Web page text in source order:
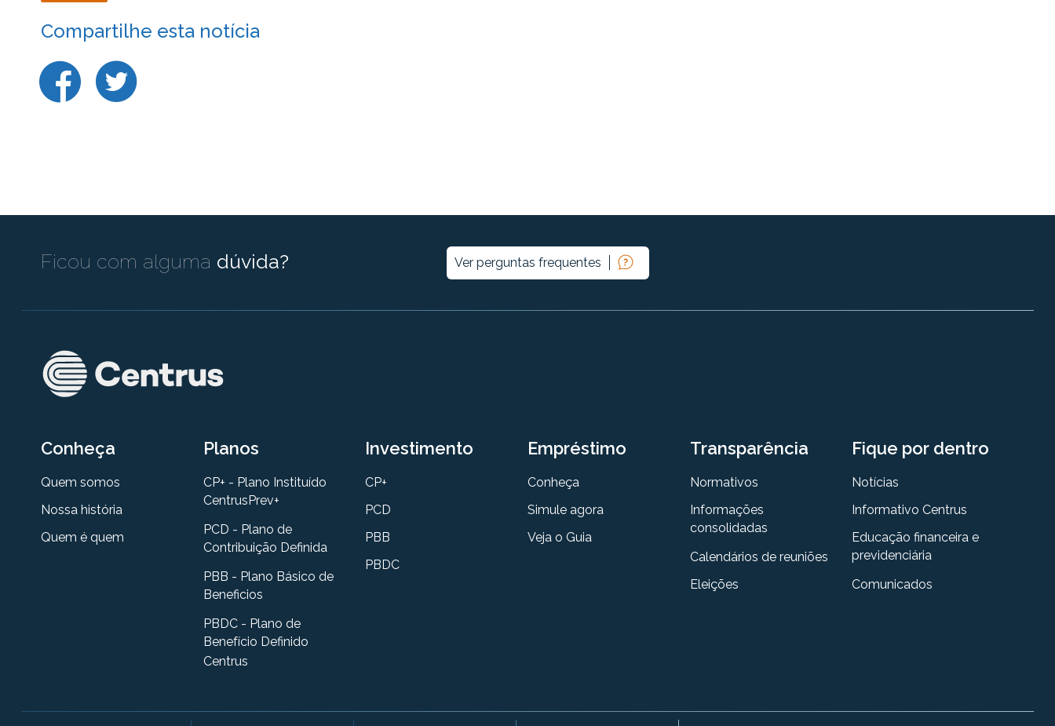
Compartilhe esta notícia
Ficou com alguma dúvida? Ver perguntas frequentes
Conheça
Quem somos
Nossa história
Quem é quem
Planos
CP+ - Plano Instituído
CentrusPrev+
PCD - Plano de
Contribuição Definida
PBB - Plano Básico de
Beneficios
PBDC - Plano de
Benefício Definido
Centrus
Investimento
CP+
PCD
PBB
PBDC
Empréstimo
Conheça
Simule agora
Veja o Guia
Transparência
Normativos
Informações
consolidadas
Calendários de reuniões
Eleições
Fique por dentro
Notícias
Informativo Centrus
Educação financeira e
previdenciária
Comunicados